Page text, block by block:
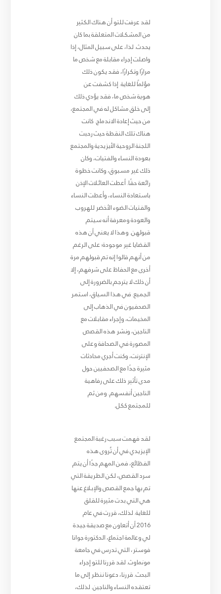
لقد عرفت للتو أن هناك الكثير
من المشكلات المتعلقة بما كان
يحدث. لذا، على سبيل المثال، إذا
واصلت إجراء مقابلة مع شخص ما
مرارًا وتكرارًا، فقد يكون ذلك
مؤلمًا للغاية. إذا كشفت عن
هوية شخص ما، فقد يؤدي ذلك
إلى خلق مشاكل له في المجتمع،
من حيث إعادة الاندماج. كانت
هناك تلك النقطة حيث رحبت
اللجنة الروحية الأيزيدية والمجتمع
بعودة النساء والفتيات، وكان
ذلك غير مسبوق، وكانت خطوة
رائعة حقًا. أعطت العائلات الإذن
باستعادة النساء، وأعطت النساء
والفتيات الضوء الأخضر للهروب
والعودة ومعرفة أنه سيتم
قبولهن. وهذا لا يعني أن هذه
القضايا غير موجودة؛ على الرغم
من أنهم قالوا إنه تم قبولهم مرة
أخرى مع الحفاظ على شرفهم، إلا
أن ذلك لا يترجم بالضرورة إلى
الجميع. في هذا السياق، استمر
الصحفيون في الذهاب إلى
المخيمات، وإجراء مقابلات مع
الناجين، ونشر هذه القصص
المصورة في الصحافة وعلى
الإنترنت، وكنت أجري محادثات
مثيرة جدًا مع الصحفيين حول
مدى تأثير ذلك على رفاهية
الناجين أنفسهم. ومن ثم
للمجتمع ككل.
لقد فهمت سبب رغبة المجتمع
الإيزيدي في أن تُروى هذه
الفظائع، فمن المهم جدًا أن يتم
سرد القصص، لكن الطريقة التي
تم بها جمع القصص والإبلاغ عنها
هي التي بدت مثيرة للقلق
للغاية. لذلك، قررت في عام
2016 أن أتعاون مع صديقة جيدة
لي وعالمة اجتماع، الدكتورة جوانا
فوستر، التي تدرس في جامعة
مونماوث. لقد قررنا للتو إجراء
البحث. قررنا، دعونا ننظر إلى ما
تعتقده النساء والناجين. لذلك،